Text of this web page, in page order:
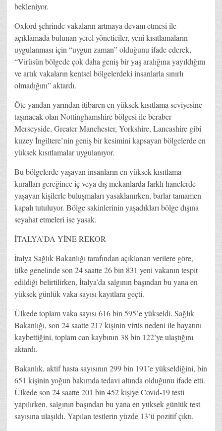
bekleniyor.
Oxford şehrinde vakaların artmaya devam etmesi ile
açıklamada bulunan yerel yöneticiler, yeni kısıtlamaların
uygulanması için “uygun zaman” olduğunu ifade ederek,
“Virüsün bölgede çok daha geniş bir yaş aralığına yayıldığını
ve artık vakaların kentsel bölgelerdeki insanlarla sınırlı
olmadığını” aktardı.
Öte yandan yarından itibaren en yüksek kısıtlama seviyesine
taşınacak olan Nottinghamshire bölgesi ile beraber
Merseyside, Greater Manchester, Yorkshire, Lancashire gibi
kuzey İngiltere’nin geniş bir kesimini kapsayan bölgelerde en
yüksek kısıtlamalar uygulanıyor.
Bu bölgelerde yaşayan insanların en yüksek kısıtlama
kuralları gereğince iç veya dış mekanlarda farklı hanelerde
yaşayan kişilerle buluşmaları yasaklanırken, barlar tamamen
kapalı tutuluyor. Bölge sakinlerinin yaşadıkları bölge dışına
seyahat etmeleri ise yasak.
İTALYA’DA YİNE REKOR
İtalya Sağlık Bakanlığı tarafından açıklanan verilere göre,
ülke genelinde son 24 saatte 26 bin 831 yeni vakanın tespit
edildiği belirtilirken, İtalya’da salgının başından bu yana en
yüksek günlük vaka sayısı kayıtlara geçti.
Ülkede toplam vaka sayısı 616 bin 595’e yükseldi. Sağlık
Bakanlığı, son 24 saatte 217 kişinin virüs nedeni ile hayatını
kaybettiğini, toplam can kaybının 38 bin 122’ye ulaştığını
aktardı.
Bakanlık, aktif hasta sayısının 299 bin 191’e yükseldiğini, bin
651 kişinin yoğun bakımda tedavi altında olduğunu ifade etti.
Ülkede son 24 saatte 201 bin 452 kişiye Covid-19 testi
yapılırken, salgının başından bu yana en yüksek günlük test
sayısına ulaşıldı. Yapılan testlerin yüzde 13’ü pozitif çıktı.